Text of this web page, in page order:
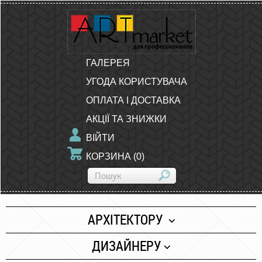
ГАЛЕРЕЯ
УГОДА КОРИСТУВАЧА
ОПЛАТА І ДОСТАВКА
АКЦІЇ ТА ЗНИЖКИ
ВІЙТИ
КОРЗИНА (0)
АРХІТЕКТОРУ
Папір
ДИЗАЙНЕРУ